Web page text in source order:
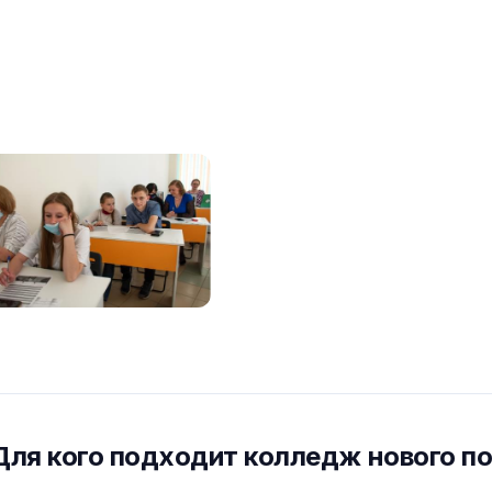
кого подходит колледж нового